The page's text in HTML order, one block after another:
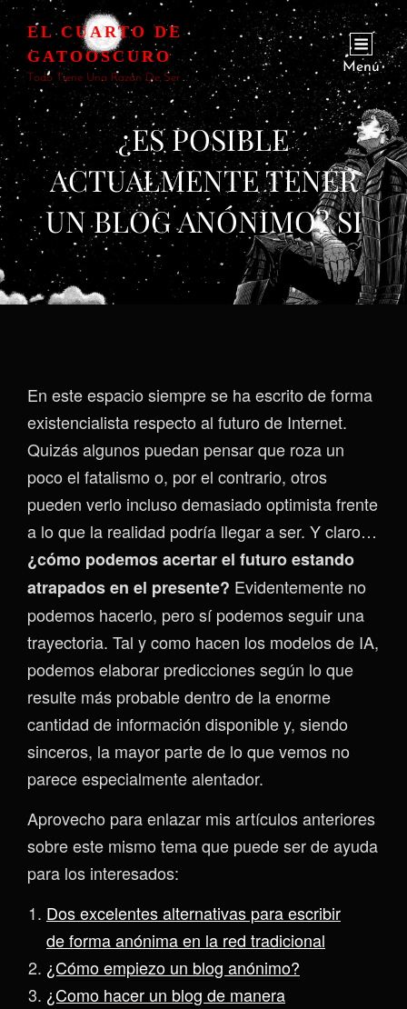
EL CUARTO DE
GATOOSCURO
Todo Tiene Una Razón De Ser
Menú
¿ES POSIBLE
ACTUALMENTE TENER
UN BLOG ANÓNIMO? SI
En este espacio siempre se ha escrito de forma
existencialista respecto al futuro de Internet.
Quizás algunos puedan pensar que roza un
poco el fatalismo o, por el contrario, otros
pueden verlo incluso demasiado optimista frente
a lo que la realidad podría llegar a ser. Y claro…
¿cómo podemos acertar el futuro estando
atrapados en el presente? Evidentemente no
podemos hacerlo, pero sí podemos seguir una
trayectoria. Tal y como hacen los modelos de IA,
podemos elaborar predicciones según lo que
resulte más probable dentro de la enorme
cantidad de información disponible y, siendo
sinceros, la mayor parte de lo que vemos no
parece especialmente alentador.
Aprovecho para enlazar mis artículos anteriores
sobre este mismo tema que puede ser de ayuda
para los interesados:
Dos excelentes alternativas para escribir
de forma anónima en la red tradicional
¿Cómo empiezo un blog anónimo?
¿Como hacer un blog de manera